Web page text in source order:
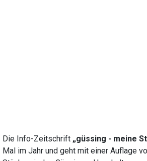
Die Info-Zeitschrift „güssing - meine
Mal im Jahr und geht mit einer Auflage